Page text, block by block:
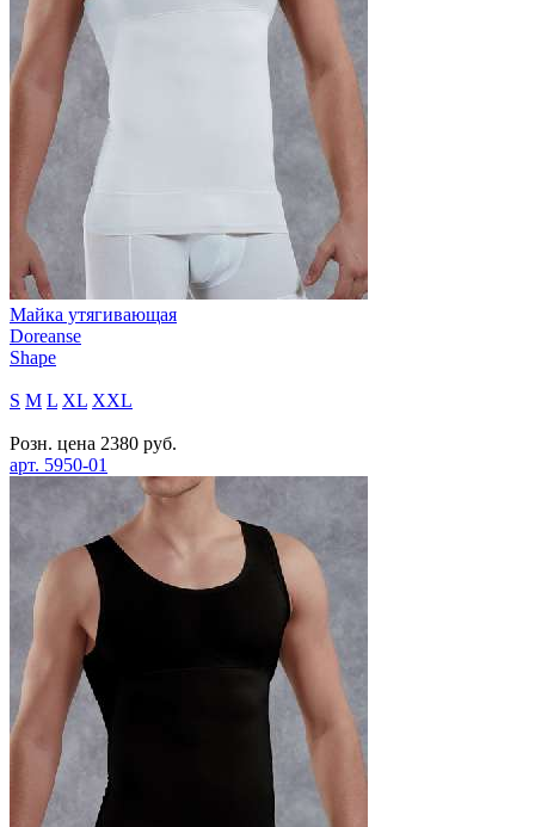
Майка утягивающая
Doreanse
Shape
S M L XL XXL
Розн. цена 2380 руб.
арт. 5950-01